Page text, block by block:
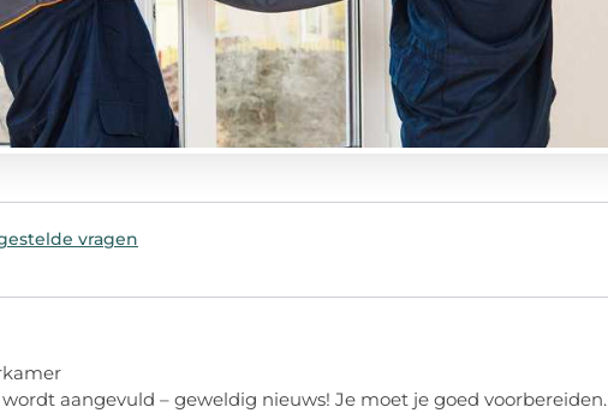
vragen
aangevuld – geweldig nieuws! Je moet je goed voorbereiden.